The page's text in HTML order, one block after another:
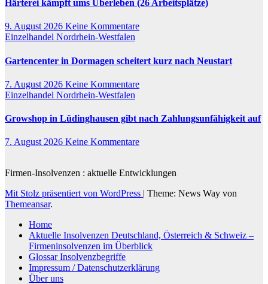
Härterei kämpft ums Überleben (26 Arbeitsplätze)
9. August 2026 Keine Kommentare
Einzelhandel Nordrhein-Westfalen
Gartencenter in Dormagen scheitert kurz nach Neustart
7. August 2026 Keine Kommentare
Einzelhandel Nordrhein-Westfalen
Growshop in Lüdinghausen gibt nach Zahlungsunfähigkeit auf
7. August 2026 Keine Kommentare
Firmen-Insolvenzen : aktuelle Entwicklungen
Mit Stolz präsentiert von WordPress
Theme: News Way von
Themeansar.
Home
Aktuelle Insolvenzen Deutschland, Österreich & Schweiz –
Firmeninsolvenzen im Überblick
Glossar Insolvenzbegriffe
Impressum / Datenschutzerklärung
Über uns